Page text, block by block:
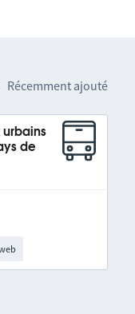
Récemment ajouté
de